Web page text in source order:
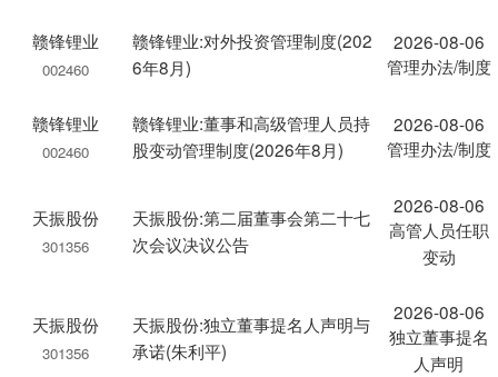
赣锋锂业
002460
赣锋锂业:对外投资管理制度(202
6年8月)
2026-08-06
管理办法/制度
赣锋锂业
002460
赣锋锂业:董事和高级管理人员持
股变动管理制度(2026年8月)
2026-08-06
管理办法/制度
天振股份
301356
天振股份:第二届董事会第二十七
次会议决议公告
2026-08-06
高管人员任职
变动
天振股份
301356
天振股份:独立董事提名人声明与
承诺(朱利平)
2026-08-06
独立董事提名
人声明